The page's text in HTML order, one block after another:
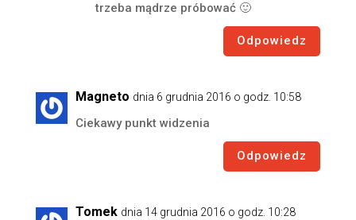
trzeba mądrze próbować 🙂
Odpowiedz
Magneto dnia 6 grudnia 2016 o godz. 10:58
Ciekawy punkt widzenia
Odpowiedz
Tomek dnia 14 grudnia 2016 o godz. 10:28